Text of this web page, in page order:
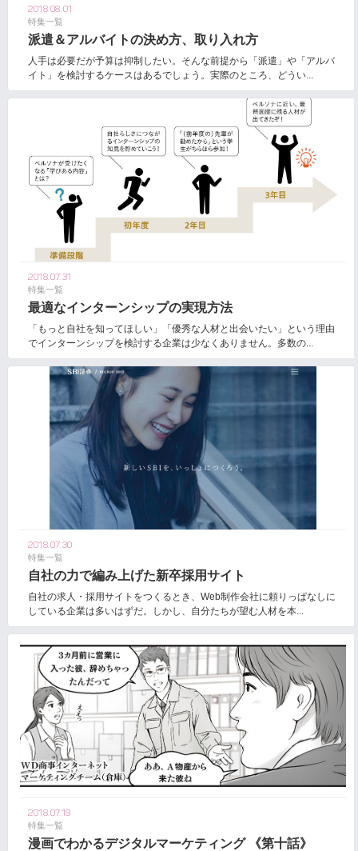
2018.08.01
特集一覧
派遣＆アルバイトの決め方、取り入れ方
人手は必要だが予算は抑制したい。そんな前提から「派遣」や「アルバ
イト」を検討するケースはあるでしょう。実際のところ、どうい...
2018.07.31
特集一覧
最適なインターンシップの実現方法
「もっと自社を知ってほしい」「優秀な人材と出会いたい」という理由
でインターンシップを検討する企業は少なくありません。多数の...
2018.07.30
特集一覧
自社の力で編み上げた新卒採用サイト
自社の求人・採用サイトをつくるとき、Web制作会社に頼りっぱなしに
している企業は多いはずだ。しかし、自分たちが望む人材を本...
2018.07.19
特集一覧
漫画でわかるデジタルマーケティング 《第十話》